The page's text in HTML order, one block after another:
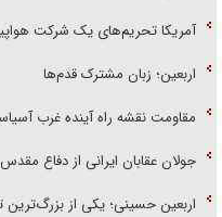
آمریکا تحریم‌های یک شرکت
اربعین؛ زبان مشترک قدم‌ها
مقاومت نقشه راه آینده غرب
جولان عقابان ایرانی از دفاع
اربعین حسینی؛ یکی از